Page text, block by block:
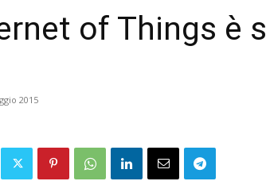
of Things è
2015